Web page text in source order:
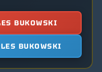
BUKOWSKI
BUKOWSKI